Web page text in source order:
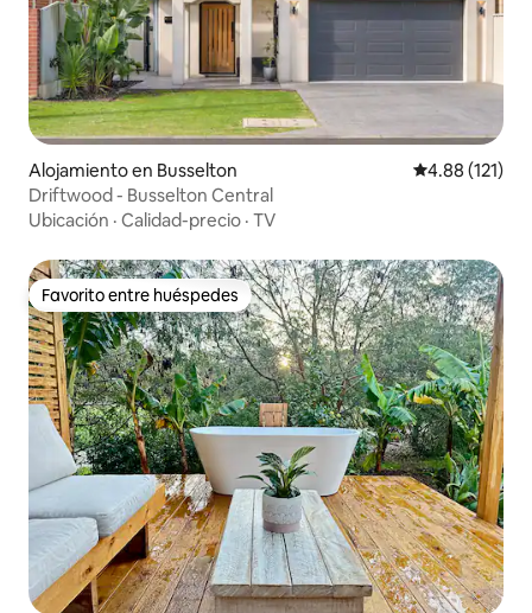
Alojamiento en Busselton Calificación
4.88 (121)
Driftwood - Busselton Central
Ubicación · Calidad-precio · TV
Favorito entre huéspedes
Favorito entre huéspedes